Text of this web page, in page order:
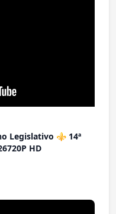
Legislativo ⚜️ 14ª
feira 16 06 26720P HD